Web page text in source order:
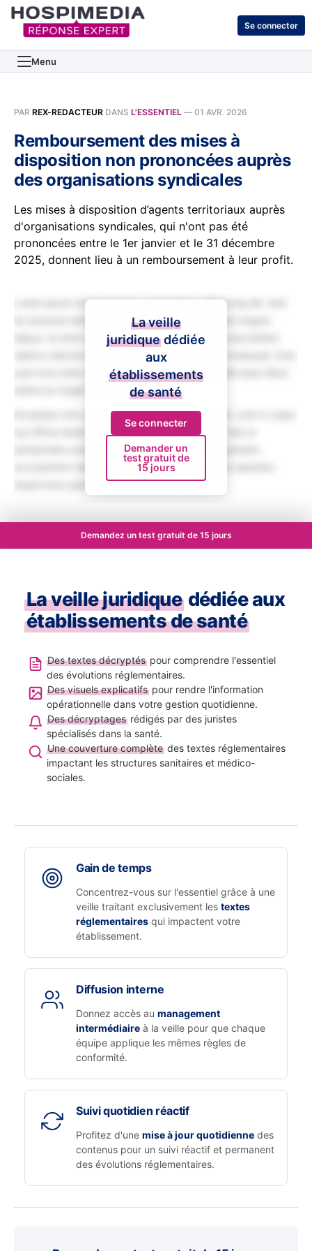
Se connecter
Menu
PAR REX-REDACTEUR DANS L'ESSENTIEL — 01 AVR. 2026
Remboursement des mises à
disposition non prononcées auprès
des organisations syndicales
Les mises à disposition d’agents territoriaux auprès
d'organisations syndicales, qui n'ont pas été
prononcées entre le 1er janvier et le 31 décembre
2025, donnent lieu à un remboursement à leur profit.
Lorem ipsum dolor sit amet, consectetur adipiscing elit. Sed
do eiusmod tempor incididunt ut labore et dolore magna
aliqua. Ut enim ad minim veniam, quis nostrud exercitation
ullamco laboris nisi ut aliquip ex ea commodo consequat. Duis
aute irure dolor in reprehenderit in voluptate velit esse cillum
dolore eu fugiat nulla pariatur.
Excepteur sint occaecat cupidatat non proident, sunt in culpa
qui officia deserunt mollit anim id est laborum. Sed ut
perspiciatis unde omnis iste natus error sit voluptatem
accusantium doloremque laudantium, totam rem aperiam,
eaque ipsa quae ab illo inventore veritatis.
La veille
juridique dédiée
aux
établissements
de santé
Se connecter
Demander un
test gratuit de
15 jours
Demandez un test gratuit de 15 jours
La veille juridique dédiée aux
établissements de santé
Des textes décryptéspour comprendre l'essentiel
des évolutions réglementaires.
Des visuels explicatifspour rendre l'information
opérationnelle dans votre gestion quotidienne.
Des décryptagesrédigés par des juristes
spécialisés dans la santé.
Une couverture complètedes textes réglementaires
impactant les structures sanitaires et médico-
sociales.
Gain de temps
Concentrez-vous sur l'essentiel grâce à une
veille traitant exclusivement les textes
réglementaires qui impactent votre
établissement.
Diffusion interne
Donnez accès au management
intermédiaire à la veille pour que chaque
équipe applique les mêmes règles de
conformité.
Suivi quotidien réactif
Profitez d'une mise à jour quotidienne des
contenus pour un suivi réactif et permanent
des évolutions réglementaires.